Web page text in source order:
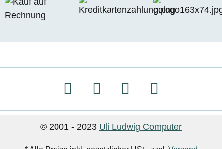
© 2001 - 2023 Uli Ludwig Computer